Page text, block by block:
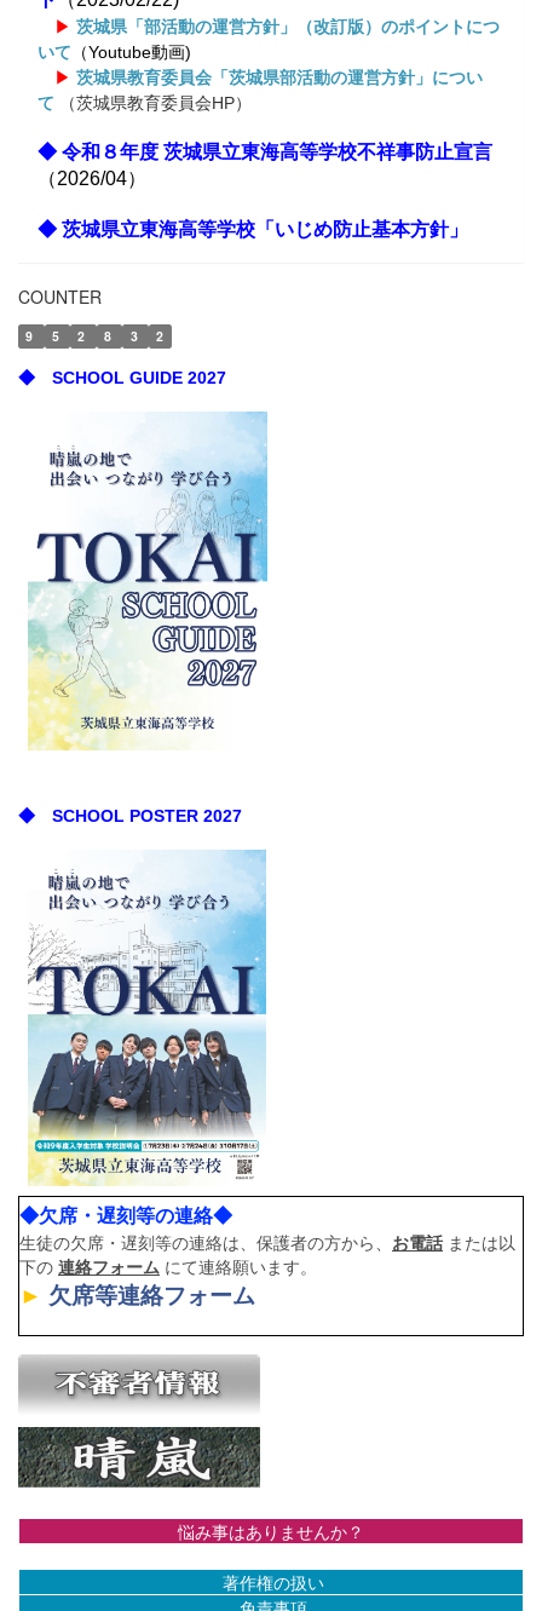
▶ 茨城県「部活動の運営方針」（改訂版）のポイントにつ
いて （Youtube動画)
▶ 茨城県教育委員会「茨城県部活動の運営方針」につい
て
（茨城県教育委員会HP）
◆ 令和８年度 茨城県立東海高等学校不祥事防止宣言
（2026/04）
◆ 茨城県立東海高等学校「いじめ防止基本方針」
COUNTER
9 5 2 8 3 2
◆ SCHOOL GUIDE 2027
◆ SCHOOL POSTER 2027
◆欠席・遅刻等の連絡◆
生徒の欠席・遅刻等の連絡は、保護者の方から、 お電話 または以
下の 連絡フォーム にて連絡願います。
► 欠席等連絡フォーム
悩み事はありませんか？
著作権の扱い